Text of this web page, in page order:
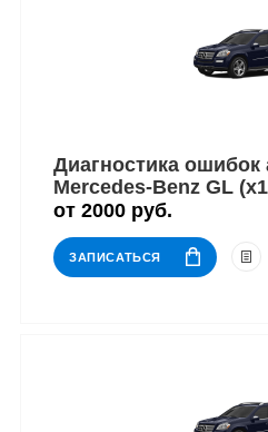
Диагностика ошибок
Mercedes-Benz GL
от 2000 руб.
ЗАПИСАТЬСЯ